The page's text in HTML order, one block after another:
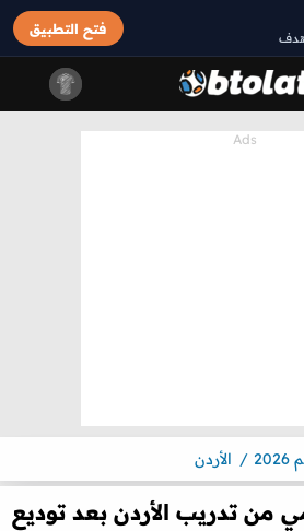
هدف
فتح التطبيق
الأردن
من تدريب الأردن بعد توديع